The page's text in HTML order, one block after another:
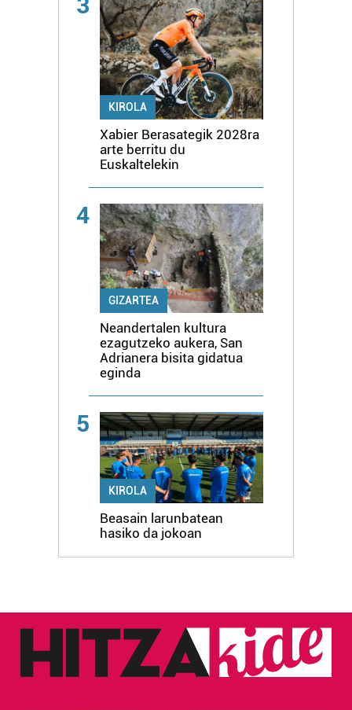
KIROLA
Xabier Berasategik 2028ra
arte berritu du
Euskaltelekin
4
GIZARTEA
Neandertalen kultura
ezagutzeko aukera, San
Adrianera bisita gidatua
eginda
5
KIROLA
Beasain larunbatean
hasiko da jokoan